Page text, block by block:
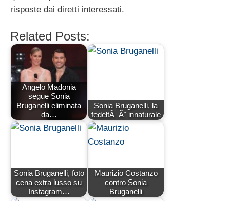
risposte dai diretti interessati.
Related Posts:
Angelo Madonia
segue Sonia
Bruganelli eliminata
da…
Sonia Bruganelli, la
fedeltÃ Ã¨ innaturale
Sonia Bruganelli, foto
cena extra lusso su
Instagram…
Maurizio Costanzo
contro Sonia
Bruganelli